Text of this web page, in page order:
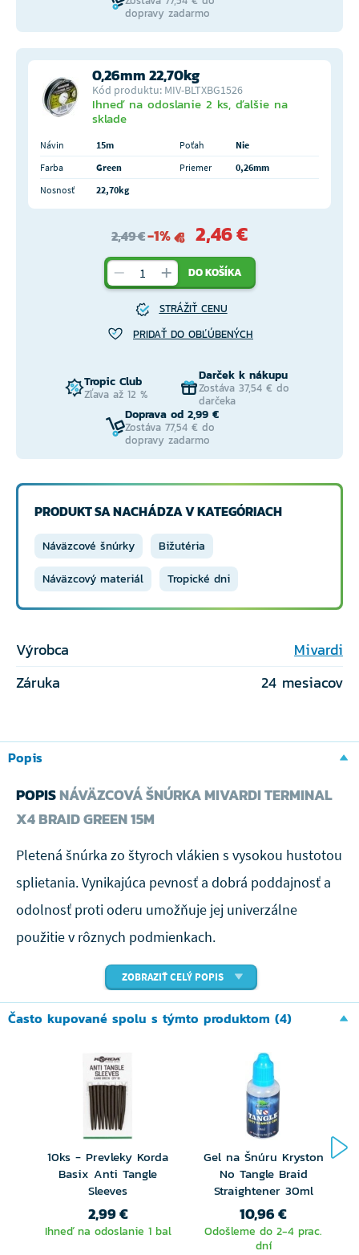
dopravy zadarmo
0,26mm 22,70kg
Kód produktu: MIV-BLTXBG1526
Ihneď na odoslanie 2 ks, ďalšie na
sklade
Návin 15m Poťah
Nie
Farba
Green Priemer
0,26mm
Nosnosť
22,70kg
2,49 €-1% 2,46 €
DO KOŠÍKA
STRÁŽIŤ CENU
PRIDAŤ DO OBĽÚBENÝCH
Tropic Club
Zľava až 12 %
Darček k nákupu
Zostáva 37,54 € do
darčeka
Doprava od 2,99 €
Zostáva 77,54 € do
dopravy zadarmo
PRODUKT SA NACHÁDZA V KATEGÓRIACH
Náväzcové šnúrky
Bižutéria
Náväzcový materiál
Tropické dni
Výrobca
Mivardi
Záruka
24 mesiacov
Popis
POPISNÁVÄZCOVÁ ŠNÚRKA MIVARDI TERMINAL
X4 BRAID GREEN 15M
Pletená šnúrka zo štyroch vlákien s vysokou hustotou
splietania. Vynikajúca pevnosť a dobrá poddajnosť a
odolnosť proti oderu umožňuje jej univerzálne
použitie v rôznych podmienkach.
ZOBRAZIŤ CELÝ POPIS
Často kupované spolu s týmto produktom (4)
10ks - Prevleky Korda
Basix Anti Tangle
Sleeves
2,99 €
Ihneď na odoslanie 1 bal
Gel na Šnúru Kryston
No Tangle Braid
Straightener 30ml
10,96 €
Odošleme do 2-4 prac.
dní